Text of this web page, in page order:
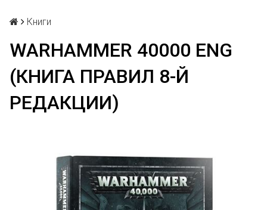
Книги
WARHAMMER 40000 ENG
(КНИГА ПРАВИЛ 8-Й
РЕДАКЦИИ)